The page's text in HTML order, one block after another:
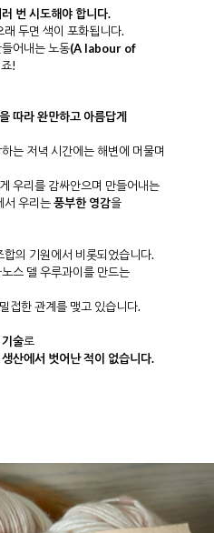
번 시도해야 합니다.
두면 색이 포화됩니다.
어내는 노동(A labour of
!
따라 완만하고 아름답게
는 저녁 시간에는 해변에 머물며
우리를 감싸안으며 만들어내는
서 우리는풍부한 영감을
의 기원에서 비롯되었습니다.
스 델 우루과이를 만드는
접한 관계를 맺고 있습니다.
술로
산에서 벗어난 적이 없습니다.